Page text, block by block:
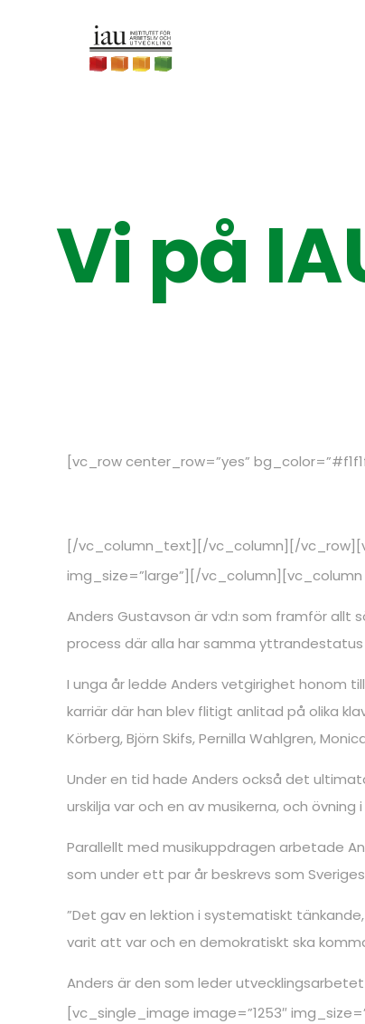
Vi på
[vc_row center_row=”yes”
[/vc_column_text][/vc_column][/
img_size=”large”][/
Anders Gustavson är vd:n som framför allt
process där alla har samma
I unga år ledde Anders vetgirighet honom
karriär där han blev flitigt anlitad på olika
Körberg, Björn Skifs, Pernilla Wahlgren,
Under en tid hade Anders också det
urskilja var och en av musikerna, och
Parallellt med musikuppdragen arbetade
som under ett par år beskrevs som
”Det gav en lektion i systematiskt
varit att var och en demokratiskt ska
Anders är den som leder
[vc_single_image image=”1253″